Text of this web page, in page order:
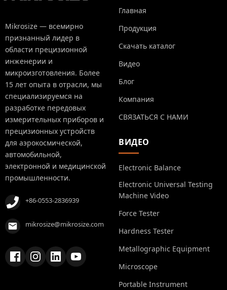
Mikrosize — всемирно
признанный лидер в
области прецизионной
инженерии и
микроизготовления. Более
15 лет опыта в отрасли, мы
специализируемся на
разработке передовых
измерительных приборов и
прецизионных устройств
для аэрокосмической,
автомобильной,
электронной и медицинской
промышленности.
+86-0553-2836939
mikrosize@mikrosize.com
Главная
Продукция
Скачать каталог
Видео
Блог
Компания
СВЯЗАТЬСЯ С НАМИ
ВИДЕО
Electronic Balance
Electronic Universal Testing
Machine Video
Force Tester
Hardness Tester
Metallographic Equipment
Microscope
Portable Instrument